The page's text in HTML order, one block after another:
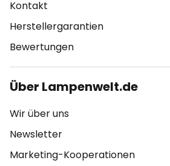
Kontakt
Herstellergarantien
Bewertungen
Über Lampenwelt.de
Wir über uns
Newsletter
Marketing-Kooperationen